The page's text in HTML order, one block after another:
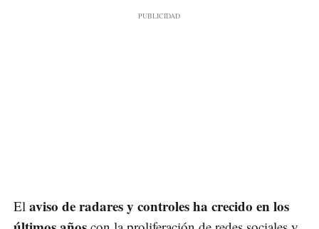
El aviso de radares y controles ha crecido en los